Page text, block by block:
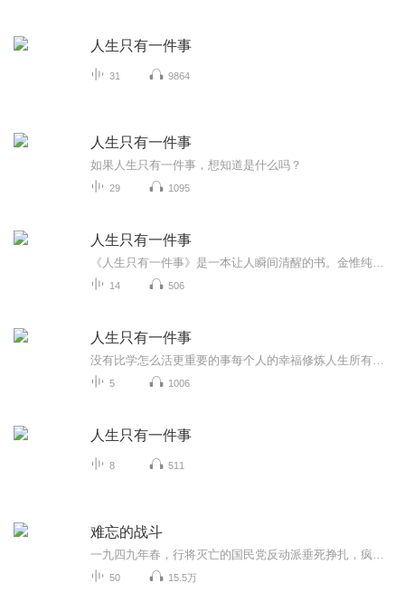
人生只有一件事
31 9864
人生只有一件事
如果人生只有一件事，想知道是什么吗？
29 1095
人生只有一件事
14 506
人生只有一件事
5 1006
人生只有一件事
8 511
难忘的战斗
50 15.5万